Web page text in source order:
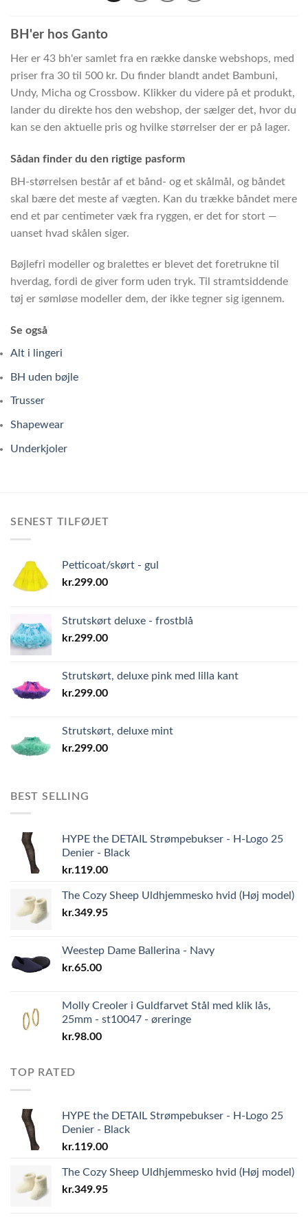
BH'er hos Ganto
Her er 43 bh'er samlet fra en række danske webshops, med
priser fra 30 til 500 kr. Du finder blandt andet Bambuni,
Undy, Micha og Crossbow. Klikker du videre på et produkt,
lander du direkte hos den webshop, der sælger det, hvor du
kan se den aktuelle pris og hvilke størrelser der er på lager.
Sådan finder du den rigtige pasform
BH-størrelsen består af et bånd- og et skålmål, og båndet
skal bære det meste af vægten. Kan du trække båndet mere
end et par centimeter væk fra ryggen, er det for stort —
uanset hvad skålen siger.
Bøjlefri modeller og bralettes er blevet det foretrukne til
hverdag, fordi de giver form uden tryk. Til stramtsiddende
tøj er sømløse modeller dem, der ikke tegner sig igennem.
Se også
Alt i lingeri
BH uden bøjle
Trusser
Shapewear
Underkjoler
SENEST TILFØJET
Petticoat/skørt - gul
kr.299.00
Strutskørt deluxe - frostblå
kr.299.00
Strutskørt, deluxe pink med lilla kant
kr.299.00
Strutskørt, deluxe mint
kr.299.00
BEST SELLING
HYPE the DETAIL Strømpebukser - H-Logo 25
Denier - Black
kr.119.00
The Cozy Sheep Uldhjemmesko hvid (Høj model)
kr.349.95
Weestep Dame Ballerina - Navy
kr.65.00
Molly Creoler i Guldfarvet Stål med klik lås,
25mm - st10047 - øreringe
kr.98.00
TOP RATED
HYPE the DETAIL Strømpebukser - H-Logo 25
Denier - Black
kr.119.00
The Cozy Sheep Uldhjemmesko hvid (Høj model)
kr.349.95